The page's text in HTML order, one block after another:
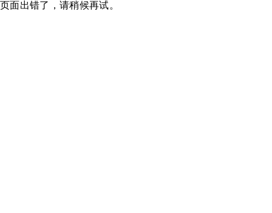
页面出错了，请稍候再试。